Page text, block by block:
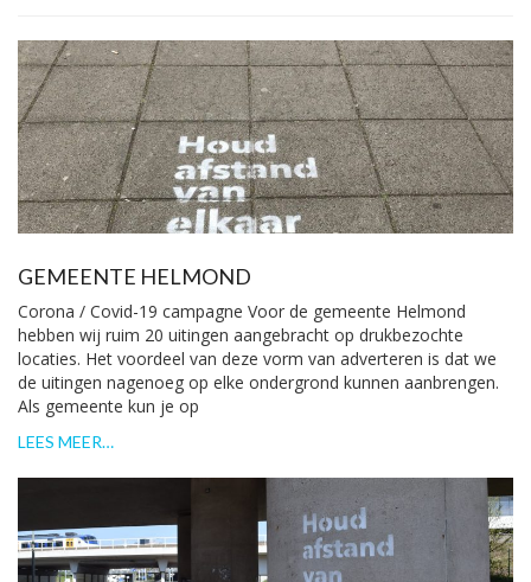
GEMEENTE HELMOND
Corona / Covid-19 campagne Voor de gemeente Helmond
hebben wij ruim 20 uitingen aangebracht op drukbezochte
locaties. Het voordeel van deze vorm van adverteren is dat we
de uitingen nagenoeg op elke ondergrond kunnen aanbrengen.
Als gemeente kun je op
LEES MEER…